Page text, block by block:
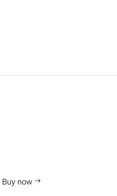
Buy now